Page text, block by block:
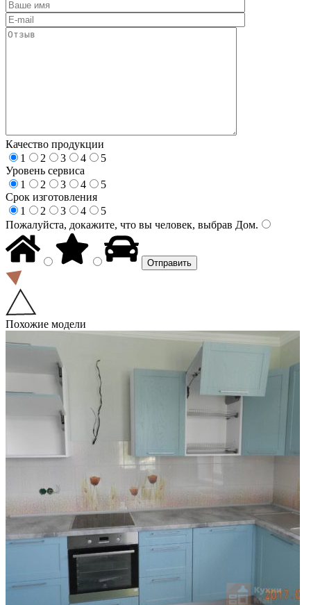
Качество продукции
1
2 3 4
5
Уровень сервиса
1
2 3 4
5
Срок изготовления
1
2 3 4
5
Пожалуйста, докажите, что вы человек, выбрав Дом.
Похожие модели